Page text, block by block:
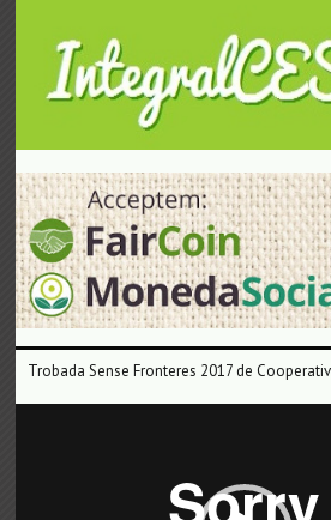
Trobada Sense Fronteres 2017 de